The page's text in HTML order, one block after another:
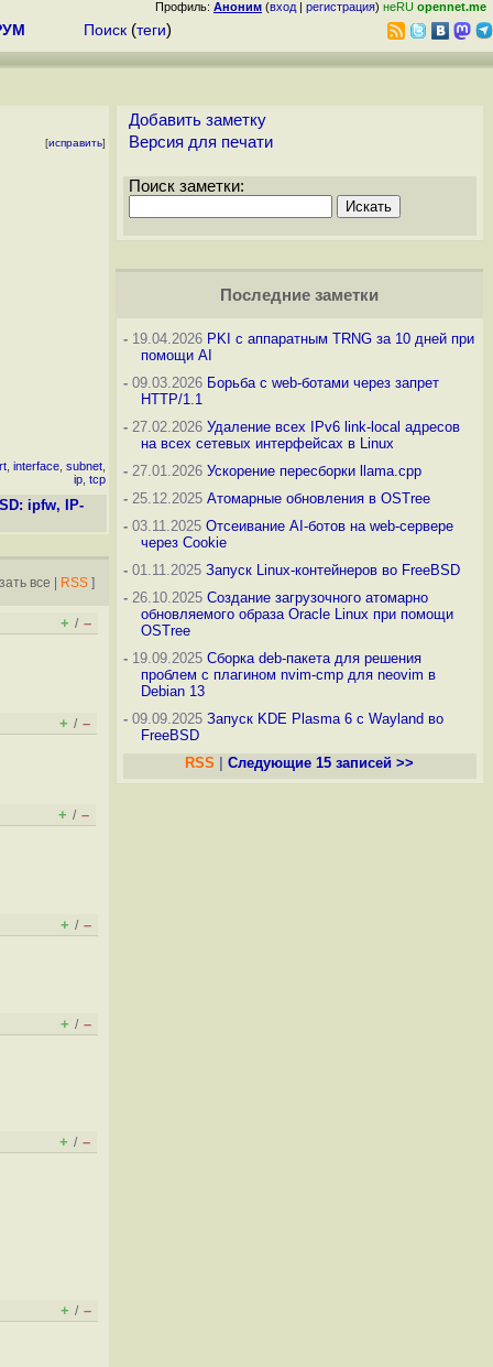
Профиль: Аноним (вход | регистрация) неRU opennet.me
Поиск (теги)
[исправить]
interface subnet
ip tcp
ipfw, IP-
все | RSS ]
+ / –
+ / –
+ / –
+ / –
+ / –
+ / –
+ / –
Добавить заметку
Версия для печати
Поиск заметки:
Последние заметки
-19.04.2026 PKI с аппаратным TRNG за 10 дней при
помощи AI
-09.03.2026 Борьба с web-ботами через запрет
HTTP/1.1
-27.02.2026 Удаление всех IPv6 link-local адресов
на всех сетевых интерфейсах в Linux
-27.01.2026 Ускорение пересборки llama.cpp
-25.12.2025 Атомарные обновления в OSTree
-03.11.2025 Отсеивание AI-ботов на web-сервере
через Cookie
-01.11.2025 Запуск Linux-контейнеров во FreeBSD
-26.10.2025 Создание загрузочного атомарно
обновляемого образа Oracle Linux при помощи
OSTree
-19.09.2025 Сборка deb-пакета для решения
проблем с плагином nvim-cmp для neovim в
Debian 13
-09.09.2025 Запуск KDE Plasma 6 с Wayland во
FreeBSD
RSS
Следующие 15 записей >>